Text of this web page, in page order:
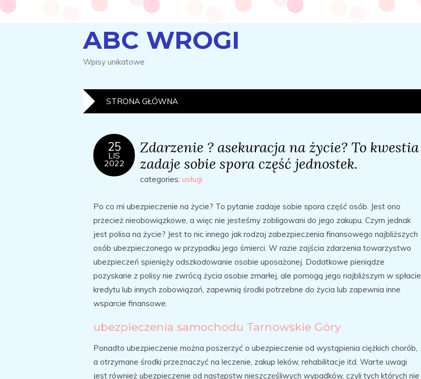
ABC WROGI
Wpisy unikatowe
STRONA GŁÓWNA
25
LIS
2022
Zdarzenie ? asekuracja na życie? To kwestia
zadaje sobie spora część jednostek.
categories: usługi
Po co mi ubezpieczenie na życie? To pytanie zadaje sobie spora część osób. Jest ono
przecież nieobowiązkowe, a więc nie jesteśmy zobligowani do jego zakupu. Czym jednak
jest polisa na życie? Jest to nic innego jak rodzaj zabezpieczenia finansowego najbliższych
osób ubezpieczonego w przypadku jego śmierci. W razie zajścia zdarzenia towarzystwo
ubezpieczeń spienięży odszkodowanie osobie uposażonej. Dodatkowe pieniądze
pozyskane z polisy nie zwrócą życia osobie zmarłej, ale pomogą jego najbliższym w spłacie
kredytu lub innych zobowiązań, zapewnią środki potrzebne do życia lub zapewnia inne
wsparcie finansowe.
ubezpieczenia samochodu Tarnowskie Góry
Ponadto ubezpieczenie można poszerzyć o ubezpieczenie od wystąpienia ciężkich chorób,
a otrzymane środki przeznaczyć na leczenie, zakup leków, rehabilitacje itd. Warte uwagi
jest również ubezpieczenie od następstw nieszczęśliwych wypadków, czyli tych których nie